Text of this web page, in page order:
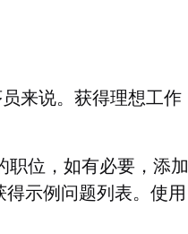
来说。获得理想工作
职位，如有必要，添加
示例问题列表。使用